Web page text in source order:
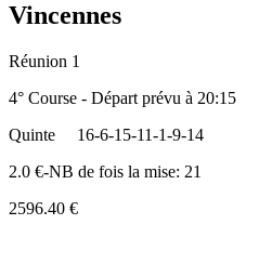
Vincennes
Réunion 1
4° Course - Départ prévu à 20:15
Quinte
16-6-15-11-1-9-14
2.0 €-NB de fois la mise: 21
2596.40 €